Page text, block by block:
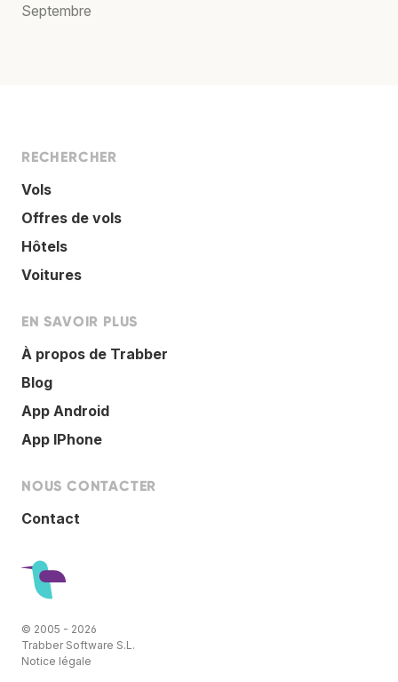
Septembre
RECHERCHER
Vols
Offres de vols
Hôtels
Voitures
EN SAVOIR PLUS
À propos de Trabber
Blog
App Android
App IPhone
NOUS CONTACTER
Contact
© 2005 - 2026
Trabber Software S.L.
Notice légale